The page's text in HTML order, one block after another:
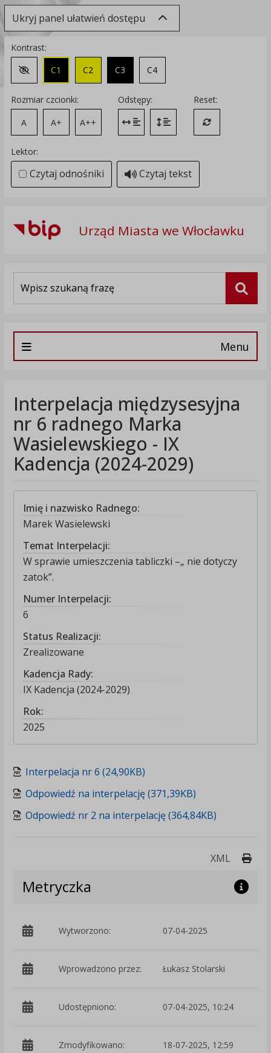
Ukryj panel ułatwień dostępu
Kontrast:
Zmień kontrast na domyślny
C1 C2 C3 C4
Rozmiar czcionki:
A
A+ A++
Odstępy:
Zmień odstęp między literami
Zmień interlinię i margines
Reset:
Przywróć
Lektor:
Czytaj odnośniki Czytaj tekst
Urząd Miasta we Włocławku
Menu
Interpelacja międzysesyjna
nr 6 radnego Marka
Wasielewskiego - IX
Kadencja (2024-2029)
Imię i nazwisko Radnego:
Marek Wasielewski
Temat Interpelacji:
W sprawie umieszczenia tabliczki –„ nie dotyczy
zatok”.
Numer Interpelacji:
6
Status Realizacji:
Zrealizowane
Kadencja Rady:
IX Kadencja (2024-2029)
Rok:
2025
Interpelacja nr 6 (24,90KB)
Odpowiedź na interpelację (371,39KB)
Odpowiedź nr 2 na interpelację (364,84KB)
XML
Metryczka
Wytworzono: 07-04-2025
Wprowadzono przez: Łukasz Stolarski
Udostępniono: 07-04-2025, 10:24
Zmodyfikowano: 18-07-2025, 12:59